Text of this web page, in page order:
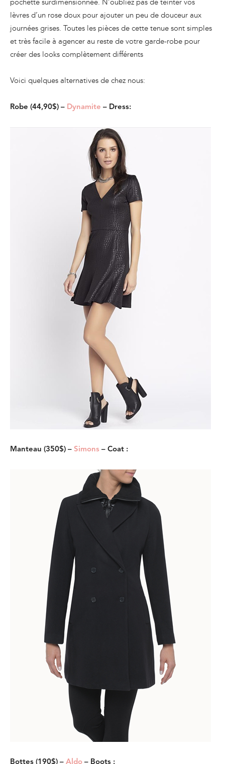
pochette surdimensionnée. N’oubliez pas de teinter vos
lèvres d’un rose doux pour ajouter un peu de douceur aux
journées grises. Toutes les pièces de cette tenue sont simples
et très facile à agencer au reste de votre garde-robe pour
créer des looks complètement différents
Voici quelques alternatives de chez nous:
Robe (44,90$) – Dynamite – Dress:
Manteau (350$) – Simons – Coat :
Bottes (190$) – Aldo – Boots :